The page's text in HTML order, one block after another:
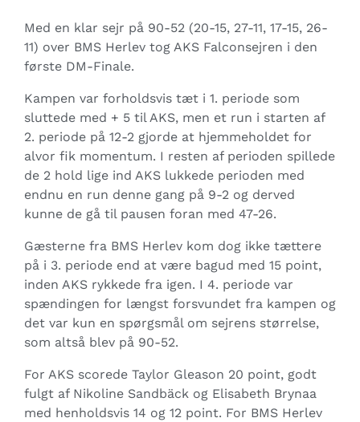
Med en klar sejr på 90-52 (20-15, 27-11, 17-15, 26-
11) over BMS Herlev tog AKS Falconsejren i den
første DM-Finale.
Kampen var forholdsvis tæt i 1. periode som
sluttede med + 5 til AKS, men et run i starten af
2. periode på 12-2 gjorde at hjemmeholdet for
alvor fik momentum. I resten af perioden spillede
de 2 hold lige ind AKS lukkede perioden med
endnu en run denne gang på 9-2 og derved
kunne de gå til pausen foran med 47-26.
Gæsterne fra BMS Herlev kom dog ikke tættere
på i 3. periode end at være bagud med 15 point,
inden AKS rykkede fra igen. I 4. periode var
spændingen for længst forsvundet fra kampen og
det var kun en spørgsmål om sejrens størrelse,
som altså blev på 90-52.
For AKS scorede Taylor Gleason 20 point, godt
fulgt af Nikoline Sandbäck og Elisabeth Brynaa
med henholdsvis 14 og 12 point. For BMS Herlev